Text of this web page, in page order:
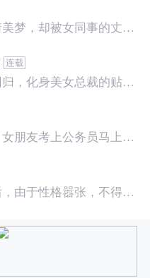
秦书凯抱着女同事的腰真做着美梦，却被女同事的丈夫发现，解释说是正常工作......被打击报复，得到漂亮女邻居的帮助，从此不断高升……
为了男人的承诺，萧晨强势回归，化身美女总裁的贴身保镖，横扫八方之敌，谱写王者传奇！
一个没有人事关系的装卸工，女朋友考上公务员马上抛弃了他，却是没有想到他也考上了公务员，奇迹般成为高官……
身世神秘的刘飞大学毕业之后，由于性格嚣张，不得不一而再再而三的面临着重重危机，受到了来自各方面的全方位打压